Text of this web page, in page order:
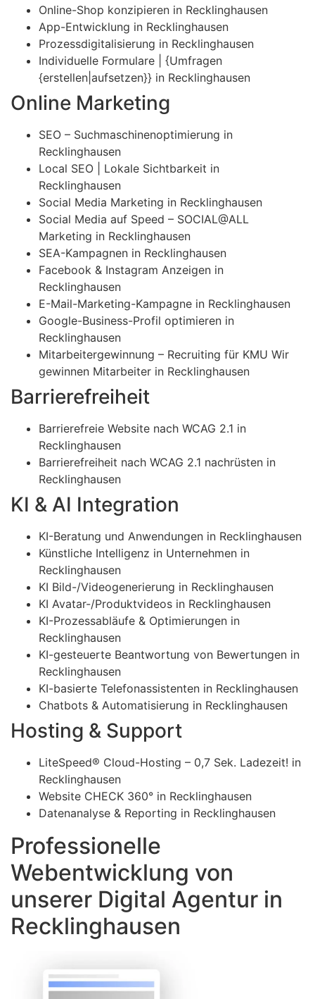
Online-Shop konzipieren in Recklinghausen
App-Entwicklung in Recklinghausen
Prozessdigitalisierung in Recklinghausen
Individuelle Formulare | {Umfragen
{erstellen|aufsetzen}} in Recklinghausen
Online Marketing
SEO – Suchmaschinenoptimierung in
Recklinghausen
Local SEO | Lokale Sichtbarkeit in
Recklinghausen
Social Media Marketing in Recklinghausen
Social Media auf Speed – SOCIAL@ALL
Marketing in Recklinghausen
SEA-Kampagnen in Recklinghausen
Facebook & Instagram Anzeigen in
Recklinghausen
E-Mail-Marketing-Kampagne in Recklinghausen
Google-Business-Profil optimieren in
Recklinghausen
Mitarbeitergewinnung – Recruiting für KMU Wir
gewinnen Mitarbeiter in Recklinghausen
Barrierefreiheit
Barrierefreie Website nach WCAG 2.1 in
Recklinghausen
Barrierefreiheit nach WCAG 2.1 nachrüsten in
Recklinghausen
KI & AI Integration
KI-Beratung und Anwendungen in Recklinghausen
Künstliche Intelligenz in Unternehmen in
Recklinghausen
KI Bild-/Videogenerierung in Recklinghausen
KI Avatar-/Produktvideos in Recklinghausen
KI-Prozessabläufe & Optimierungen in
Recklinghausen
KI-gesteuerte Beantwortung von Bewertungen in
Recklinghausen
KI-basierte Telefonassistenten in Recklinghausen
Chatbots & Automatisierung in Recklinghausen
Hosting & Support
LiteSpeed® Cloud-Hosting – 0,7 Sek. Ladezeit! in
Recklinghausen
Website CHECK 360° in Recklinghausen
Datenanalyse & Reporting in Recklinghausen
Professionelle
Webentwicklung von
unserer Digital Agentur in
Recklinghausen